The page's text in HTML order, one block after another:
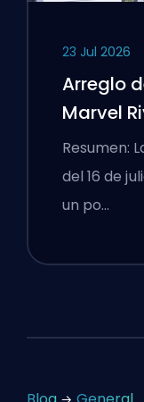
23 Jul 2026
Arreglo
Marvel
Parche
Resumen:
del 16 de
un po…